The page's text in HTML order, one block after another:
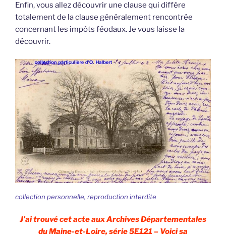
Enfin, vous allez découvrir une clause qui diffère
totalement de la clause généralement rencontrée
concernant les impôts féodaux. Je vous laisse la
découvrir.
collection personnelle, reproduction interdite
J’ai trouvé cet acte aux Archives Départementales
du Maine-et-Loire, série 5E121 – Voici sa